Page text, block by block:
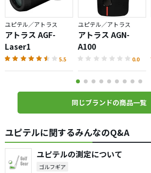
ユピテル／アトラス
アトラス AGF-
Laser1
5.5
ユピテル／アトラス
アトラス AGN-
A100
0.0
同じブランドの商品一覧
ユピテルに関するみんなのQ&A
ユピテルの測定について
ゴルフギア